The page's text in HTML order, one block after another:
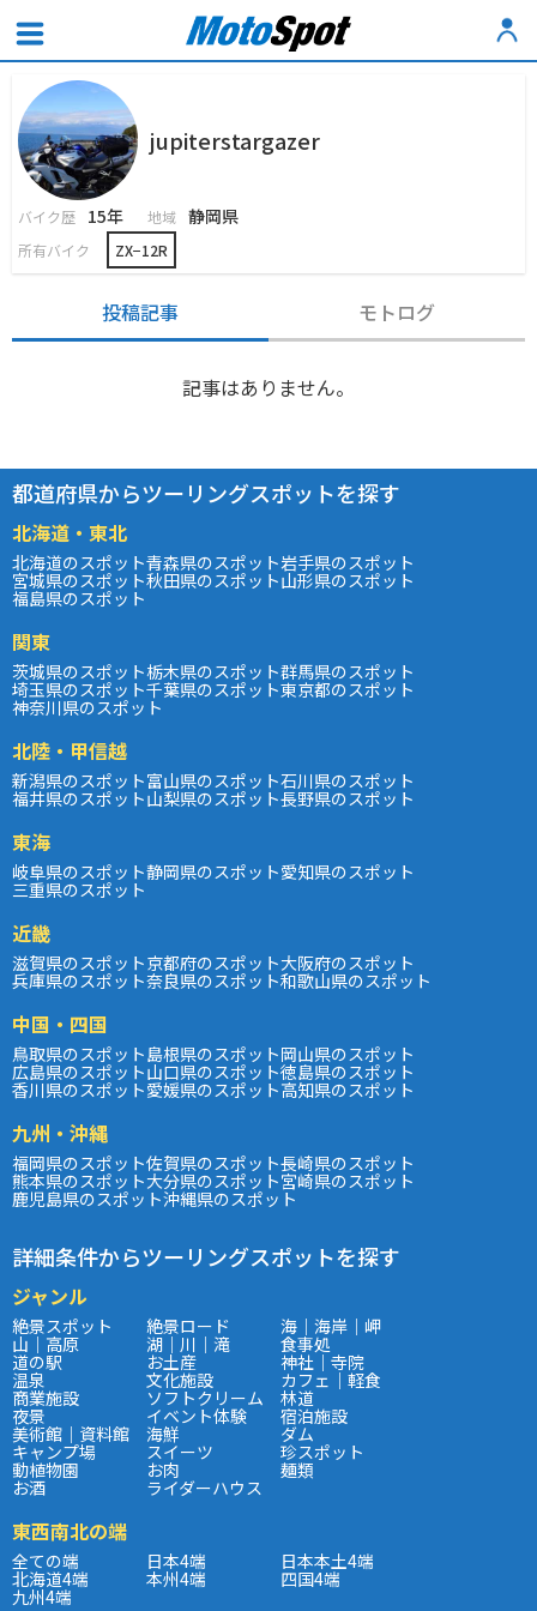
jupiterstargazer
バイク歴 15年 地域 静岡県
所有バイク ZX−12R
投稿記事 モトログ
記事はありません。
都道府県からツーリングスポットを探す
北海道・東北
北海道のスポット青森県のスポット岩手県のスポット
宮城県のスポット秋田県のスポット山形県のスポット
福島県のスポット
関東
茨城県のスポット栃木県のスポット群馬県のスポット
埼玉県のスポット千葉県のスポット東京都のスポット
神奈川県のスポット
北陸・甲信越
新潟県のスポット富山県のスポット石川県のスポット
福井県のスポット山梨県のスポット長野県のスポット
東海
岐阜県のスポット静岡県のスポット愛知県のスポット
三重県のスポット
近畿
滋賀県のスポット京都府のスポット大阪府のスポット
兵庫県のスポット奈良県のスポット和歌山県のスポット
中国・四国
鳥取県のスポット島根県のスポット岡山県のスポット
広島県のスポット山口県のスポット徳島県のスポット
香川県のスポット愛媛県のスポット高知県のスポット
九州・沖縄
福岡県のスポット佐賀県のスポット長崎県のスポット
熊本県のスポット大分県のスポット宮崎県のスポット
鹿児島県のスポット沖縄県のスポット
詳細条件からツーリングスポットを探す
ジャンル
絶景スポット 絶景ロード 海｜海岸｜岬
山｜高原 湖｜川｜滝 食事処
道の駅 お土産 神社｜寺院
温泉 文化施設 カフェ｜軽食
商業施設 ソフトクリーム 林道
夜景 イベント体験 宿泊施設
美術館｜資料館 海鮮 ダム
キャンプ場 スイーツ 珍スポット
動植物園 お肉 麺類
お酒 ライダーハウス
東西南北の端
全ての端 日本4端 日本本土4端
北海道4端 本州4端 四国4端
九州4端